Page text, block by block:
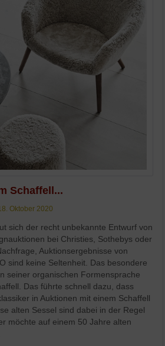
Schaffell...
Oktober 2020
sich der recht unbekannte Entwurf von
bei Christies, Sothebys oder
Auktionsergebnisse von
sind keine Seltenheit. Das besondere
seiner organischen Formensprache
Das führte schnell dazu, dass
in Auktionen mit einem Schaffell
alten Sessel sind dabei in der Regel
möchte auf einem 50 Jahre alten